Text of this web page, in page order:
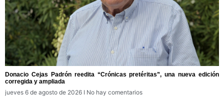
Donacio Cejas Padrón reedita “Crónicas pretéritas”, una nueva edición
corregida y ampliada
jueves 6 de agosto de 2026
No hay comentarios